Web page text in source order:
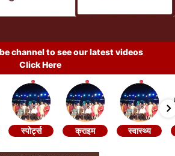
channel to see our latest videos
Click Here
स्पोर्ट्स क्राइम स्वास्थ्य